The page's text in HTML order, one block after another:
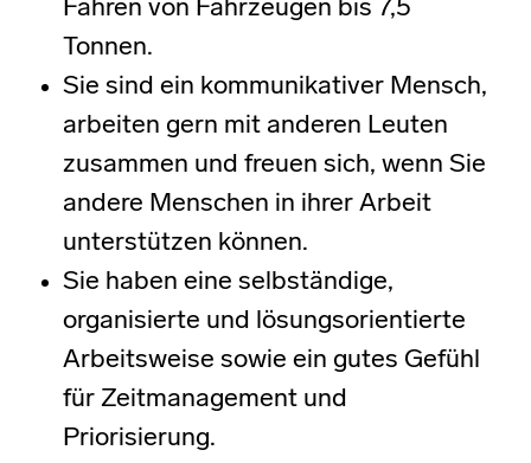
Fahren von Fahrzeugen bis 7,5
Tonnen.
Sie sind ein kommunikativer Mensch,
arbeiten gern mit anderen Leuten
zusammen und freuen sich, wenn Sie
andere Menschen in ihrer Arbeit
unterstützen können.
Sie haben eine selbständige,
organisierte und lösungsorientierte
Arbeitsweise sowie ein gutes Gefühl
für Zeitmanagement und
Priorisierung.